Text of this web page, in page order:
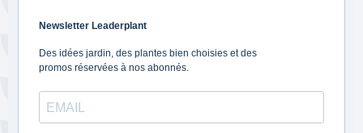
Newsletter Leaderplant
Des idées jardin, des plantes bien choisies et des
promos réservées à nos abonnés.